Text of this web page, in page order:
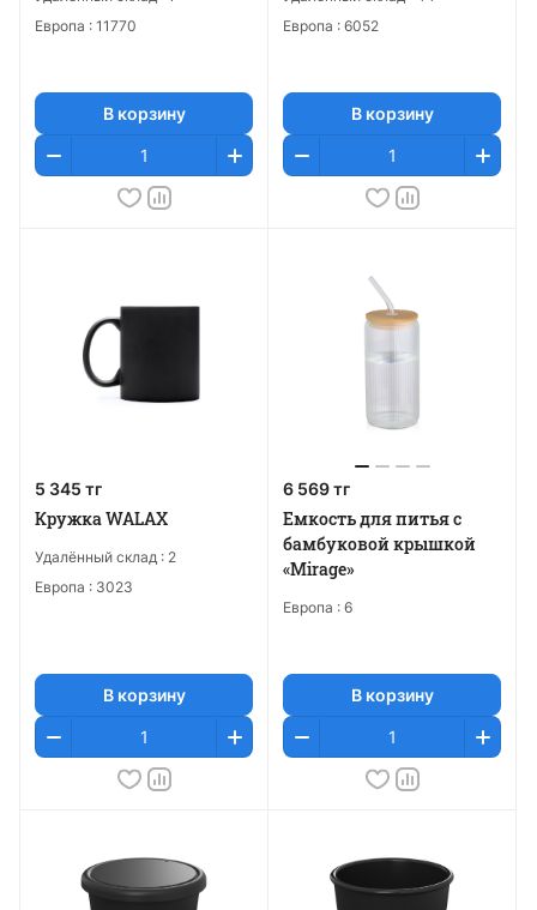
Европа : 11770
В корзину
Европа : 6052
В корзину
5 345 тг
Кружка WALAX
Удалённый склад : 2
Европа : 3023
В корзину
6 569 тг
Емкость для питья с
бамбуковой крышкой
«Mirage»
Европа : 6
В корзину